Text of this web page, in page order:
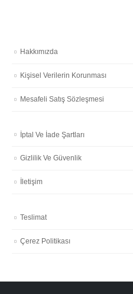
Hakkımızda
Kişisel Verilerin Korunması
Mesafeli Satış Sözleşmesi
İptal Ve İade Şartları
Gizlilik Ve Güvenlik
İletişim
Teslimat
Çerez Politikası